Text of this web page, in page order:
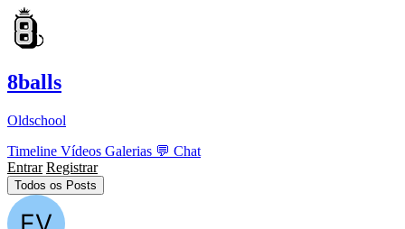
8balls
Oldschool
Timeline Vídeos Galerias 💬 Chat
Entrar Registrar
Todos os Posts